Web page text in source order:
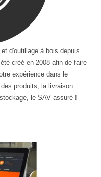
d'outillage à bois depuis
créé en 2008 afin de faire
expérience dans le
produits, la livraison
le SAV assuré !